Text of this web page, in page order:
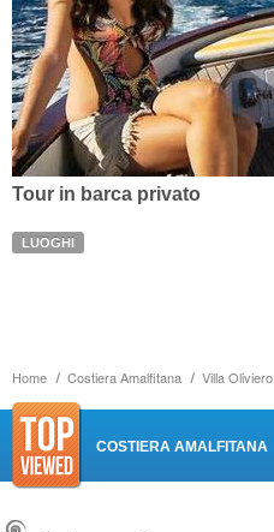
Home Costiera Amalfitana Villa Oliviero
Tour in barca privato
LUOGHI
COSTIERA AMALFITANA